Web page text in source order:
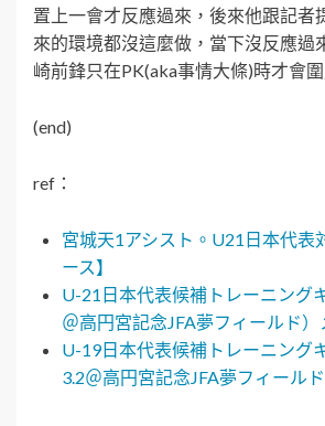
置上一會才反應過來，後來他跟記者
來的環境都沒這麼做，當下沒反應過
崎前鋒只在PK(aka事情大條)時才會圍
(end)
ref：
宮城天1アシスト。U21日本代表
ース】
U-21日本代表候補トレーニング
＠高円宮記念JFA夢フィールド）
U-19日本代表候補トレーニング
3.2＠高円宮記念JFA夢フィール